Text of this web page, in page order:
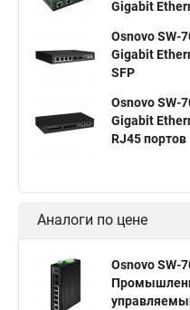
Gigabit
Osnovo SW-
Gigabit
SFP
Osnovo SW-
Gigabit
RJ45 портов
Аналоги по цене
Osnovo SW-